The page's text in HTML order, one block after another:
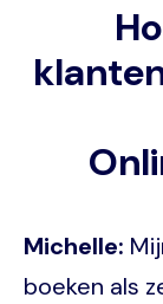
Michelle:
boeken als